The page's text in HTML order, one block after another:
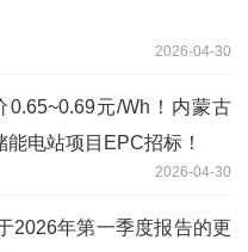
2026-04-30
0.65~0.69元/Wh！内蒙古
能电站项目EPC招标！
2026-04-30
2026年第一季度报告的更